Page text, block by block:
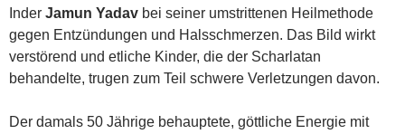
Inder Jamun Yadav bei seiner umstrittenen Heilmethode
gegen Entzündungen und Halsschmerzen. Das Bild wirkt
verstörend und etliche Kinder, die der Scharlatan
behandelte, trugen zum Teil schwere Verletzungen davon.
Der damals 50 Jährige behauptete, göttliche Energie mit